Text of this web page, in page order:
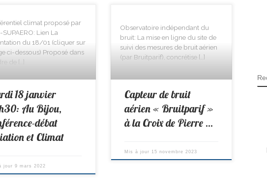
climat proposé par
SUPAERO: Lien La
du 18/01 (cliquer sur
ci-dessous) Proposé dans
de […]
18 janvier
Au Bijou,
débat
et Climat
jour9 mars 2022
Observatoire indépendant du
bruit: La mise en ligne du site de
suivi des mesures de bruit aérien
(par Bruitparif), concrétise […]
Capteur de bruit
aérien « Bruitparif »
à la Croix de Pierre …
Mis à jour 15 novembre 2023